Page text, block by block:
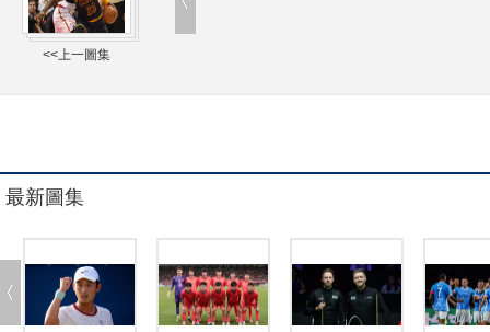
<<上一圖集
最新圖集